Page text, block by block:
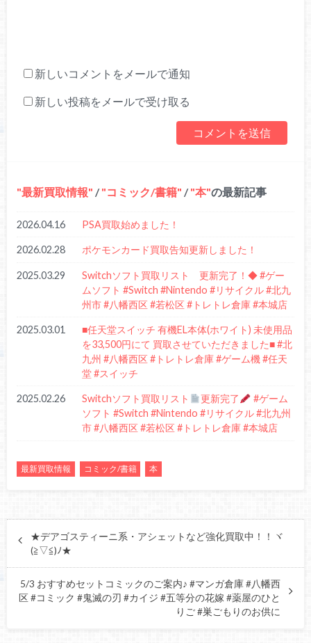
新しいコメントをメールで通知
新しい投稿をメールで受け取る
最新買取情報 / コミック/書籍 / 本 の最新記事
2026.04.16 PSA買取始めました！
2026.02.28 ポケモンカード買取告知更新しました！
2025.03.29
Switchソフト買取リスト 更新完了！◆ #ゲー
ムソフト #Switch #Nintendo #リサイクル #北九
州市 #八幡西区 #若松区 #トレトレ倉庫 #本城店
2025.03.01
■任天堂スイッチ 有機EL本体(ホワイト) 未使用品
を33,500円にて 買取させていただきました■ #北
九州 #八幡西区 #トレトレ倉庫 #ゲーム機 #任天
堂 #スイッチ
2025.02.26 Switchソフト買取リスト 更新完了
#ゲーム
ソフト #Switch #Nintendo #リサイクル #北九州
市 #八幡西区 #若松区 #トレトレ倉庫 #本城店
最新買取情報 コミック/書籍 本
★デアゴスティーニ系・アシェットなど強化買取中！！ヾ
(≧▽≦)ﾉ★
5/3 おすすめセットコミックのご案内♪ #マンガ倉庫 #八幡西
区 #コミック #鬼滅の刃 #カイジ #五等分の花嫁 #薬屋のひと
りご #巣ごもりのお供に